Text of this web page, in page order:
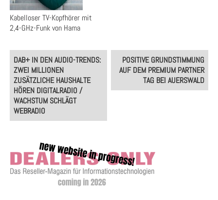
Kabelloser TV-Kopfhörer mit
2,4-GHz-Funk von Hama
Post
navigation
DAB+ IN DEN AUDIO-TRENDS:
ZWEI MILLIONEN
ZUSÄTZLICHE HAUSHALTE
HÖREN DIGITALRADIO /
WACHSTUM SCHLÄGT
WEBRADIO
POSITIVE GRUNDSTIMMUNG
AUF DEM PREMIUM PARTNER
TAG BEI AUERSWALD